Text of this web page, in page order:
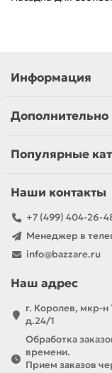
Информация
Дополнительно
Популярные
Наши контакты
+7 (499) 404-26-
Менеджер в
info@bazzare.ru
Наш адрес
г. Королев, мкр-н
д.24/1
Обработка
времени.
Прием заказов